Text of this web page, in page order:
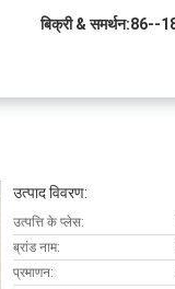
बिक्री & समर्थन:86--
उत्पाद विवरण:
उत्पत्ति के प्लेस:
ब्रांड नाम:
प्रमाणन: